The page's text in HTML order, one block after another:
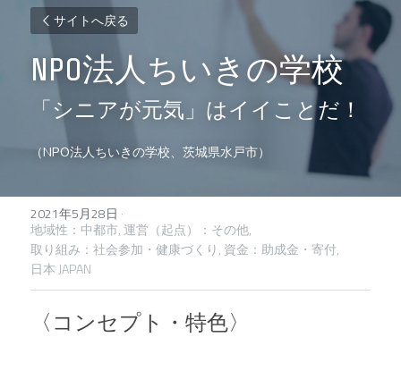
サイトへ戻る
NPO法人ちいきの学校
「シニアが元気」はイイことだ！
（NPO法人ちいきの学校、茨城県水戸市）
2021年5月28日 ·
地域性：中都市, 運営（起点）：その他,
取り組み：社会参加・健康づくり, 資金：助成金・寄付,
日本 JAPAN
〈コンセプト・特色〉